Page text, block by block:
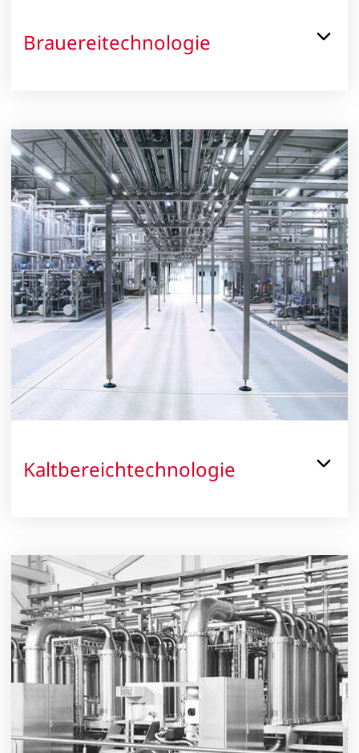
Brauereitechnologie
Kaltbereichtechnologie